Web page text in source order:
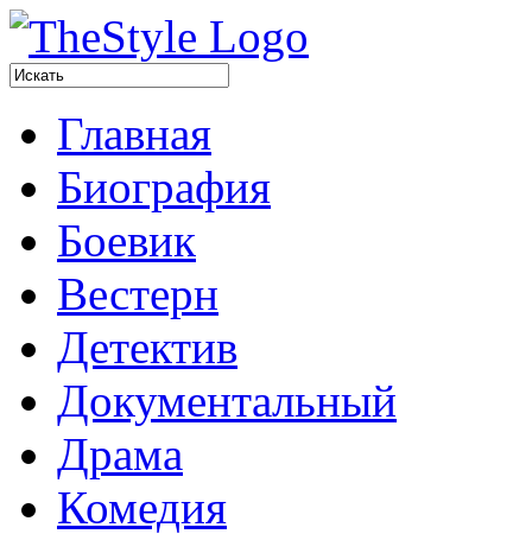
Главная
Биография
Боевик
Вестерн
Детектив
Документальный
Драма
Комедия